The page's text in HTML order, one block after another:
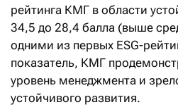
рейтинга КМГ в области
34,5 до 28,4 балла (выше
одними из первых ESG-
показатель, КМГ
уровень менеджмента и
устойчивого развития.